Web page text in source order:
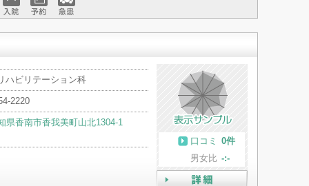
院 予約 急患
ハビリテーション科
2220
県香南市香我美町山北1304-1
口コミ
0件
男女比 -:-